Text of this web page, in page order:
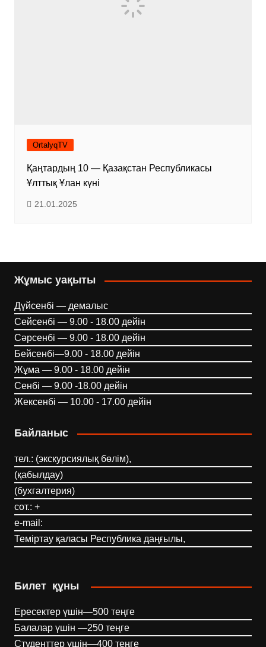
OrtalyqTV
Қаңтардың 10 — Қазақстан Республикасы
Ұлттық Ұлан күні
21.01.2025
Жұмыс уақыты
Дүйсенбі — демалыс
Сейсенбі — 9.00 - 18.00 дейін
Сәрсенбі — 9.00 - 18.00 дейін
Бейсенбі—9.00 - 18.00 дейін
Жұма — 9.00 - 18.00 дейін
Сенбі — 9.00 -18.00 дейін
Жексенбі — 10.00 - 17.00 дейін
Байланыс
тел.: (экскурсиялық бөлім),
(қабылдау)
(бухгалтерия)
сот.: +
e-mail:
Теміртау қаласы Республика даңғылы,
Билет құны
Ересектер үшін—500 теңге
Балалар үшін —250 теңге
Студенттер үшін—400 теңге